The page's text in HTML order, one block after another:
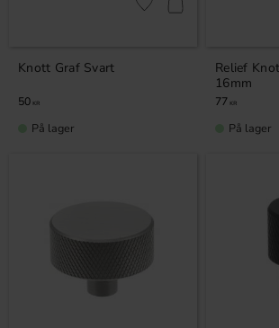
Knott Graf Svart
50 KR
Lagre som favoritt
På lager
Relief
16mm
77 KR
På lager